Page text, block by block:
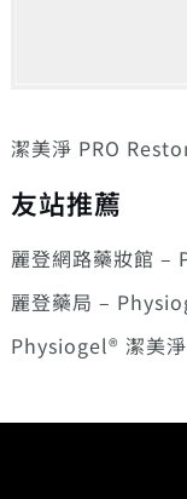
潔美淨 PRO
友站推薦
麗登網路藥妝館 –
麗登藥局 –
Physiogel® 潔美